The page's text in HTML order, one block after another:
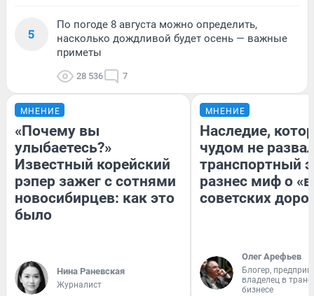
5
По погоде 8 августа можно определить,
насколько дождливой будет осень — важные
приметы
28 536 7
МНЕНИЕ
«Почему вы
улыбаетесь?»
Известный корейский
рэпер зажег с сотнями
новосибирцев: как это
было
Нина Раневская
Журналист
МНЕНИЕ
Наследие,
чудом не
транспортный
разнес миф о
советских
Олег Арефьев
Блогер,
владелец в
бизнесе